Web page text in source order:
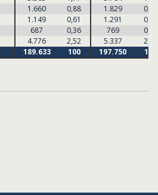
1.660 0,88 1.829
0,92
1.149 0,61 1.291
0,65
687 0,36 769
0,39
4.776 2,52 5.337
2,70
189.633 100 197.750 100